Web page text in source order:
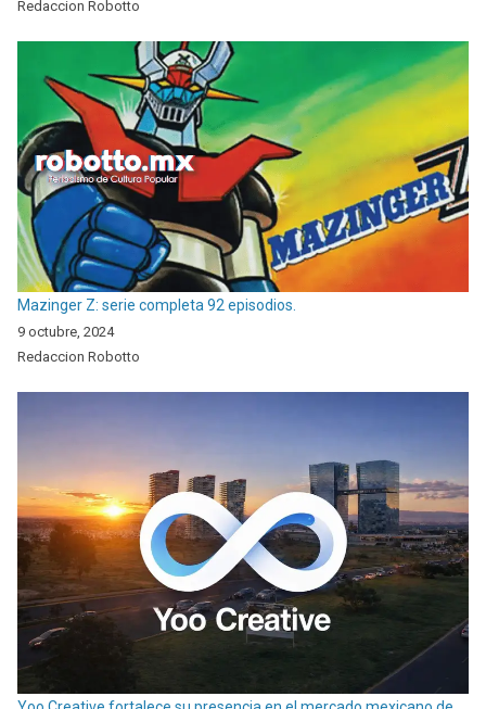
Redaccion Robotto
Mazinger Z: serie completa 92 episodios.
9 octubre, 2024
Redaccion Robotto